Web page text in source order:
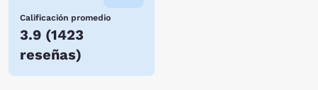
Calificación promedio
3.9 (1423
reseñas)